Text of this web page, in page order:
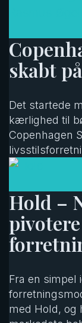
skabt
Det startede
kærlighed til
Copenhagen
Hold –
pivotere
Fra en simpel
med Hold, og